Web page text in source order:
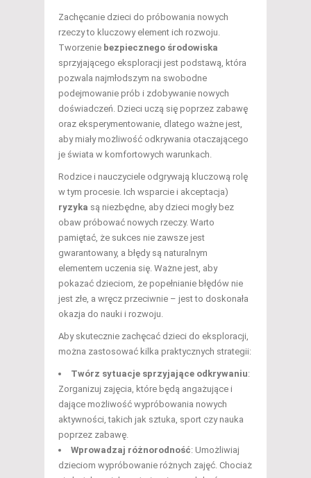
Zachęcanie dzieci do próbowania nowych
rzeczy to kluczowy element ich rozwoju.
Tworzenie bezpiecznego środowiska
sprzyjającego eksploracji jest podstawą, która
pozwala najmłodszym na swobodne
podejmowanie prób i zdobywanie nowych
doświadczeń. Dzieci uczą się poprzez zabawę
oraz eksperymentowanie, dlatego ważne jest,
aby miały możliwość odkrywania otaczającego
je świata w komfortowych warunkach.
Rodzice i nauczyciele odgrywają kluczową rolę
w tym procesie. Ich wsparcie i akceptacja)
ryzyka są niezbędne, aby dzieci mogły bez
obaw próbować nowych rzeczy. Warto
pamiętać, że sukces nie zawsze jest
gwarantowany, a błędy są naturalnym
elementem uczenia się. Ważne jest, aby
pokazać dzieciom, że popełnianie błędów nie
jest złe, a wręcz przeciwnie – jest to doskonała
okazja do nauki i rozwoju.
Aby skutecznie zachęcać dzieci do eksploracji,
można zastosować kilka praktycznych strategii:
Twórz sytuacje sprzyjające odkrywaniu:
Zorganizuj zajęcia, które będą angażujące i
dające możliwość wypróbowania nowych
aktywności, takich jak sztuka, sport czy nauka
poprzez zabawę.
Wprowadzaj różnorodność: Umożliwiaj
dzieciom wypróbowanie różnych zajęć. Chociaż